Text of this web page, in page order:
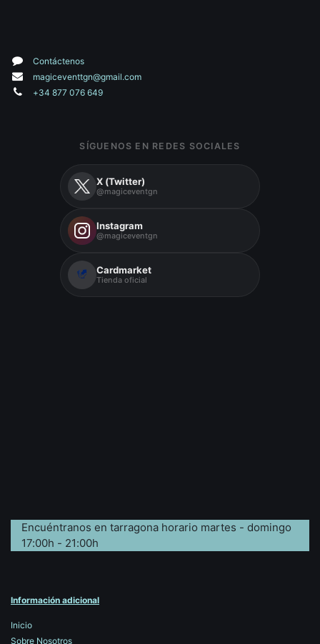
Contáctenos
magiceventtgn@gmail.com
+34 877 076 649
SÍGUENOS EN REDES SOCIALES
X (Twitter)
@magiceventgn
Instagram
@magiceventgn
Cardmarket
Tienda oficial
Encuéntranos en tarragona horario martes - domingo
17:00h - 21:00h
Información adicional
Inicio
Sobre Nosotros